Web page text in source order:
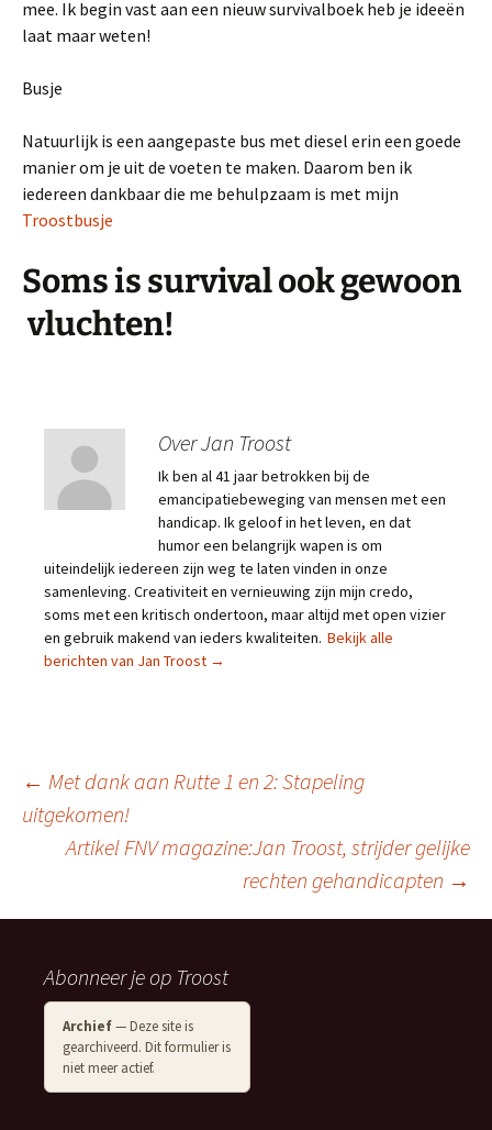
mee. Ik begin vast aan een nieuw survivalboek heb je ideeën
laat maar weten!
Busje
Natuurlijk is een aangepaste bus met diesel erin een goede
manier om je uit de voeten te maken. Daarom ben ik
iedereen dankbaar die me behulpzaam is met mijn
Troostbusje
Soms is survival ook gewoon
vluchten!
Over Jan Troost
Ik ben al 41 jaar betrokken bij de
emancipatiebeweging van mensen met een
handicap. Ik geloof in het leven, en dat
humor een belangrijk wapen is om
uiteindelijk iedereen zijn weg te laten vinden in onze
samenleving. Creativiteit en vernieuwing zijn mijn credo,
soms met een kritisch ondertoon, maar altijd met open vizier
en gebruik makend van ieders kwaliteiten. Bekijk alle
berichten van Jan Troost →
Berichtnavigatie
← Met dank aan Rutte 1 en 2: Stapeling
uitgekomen!
Artikel FNV magazine:Jan Troost, strijder gelijke
rechten gehandicapten →
Abonneer je op Troost
Archief— Deze site is
gearchiveerd. Dit formulier is
niet meer actief.